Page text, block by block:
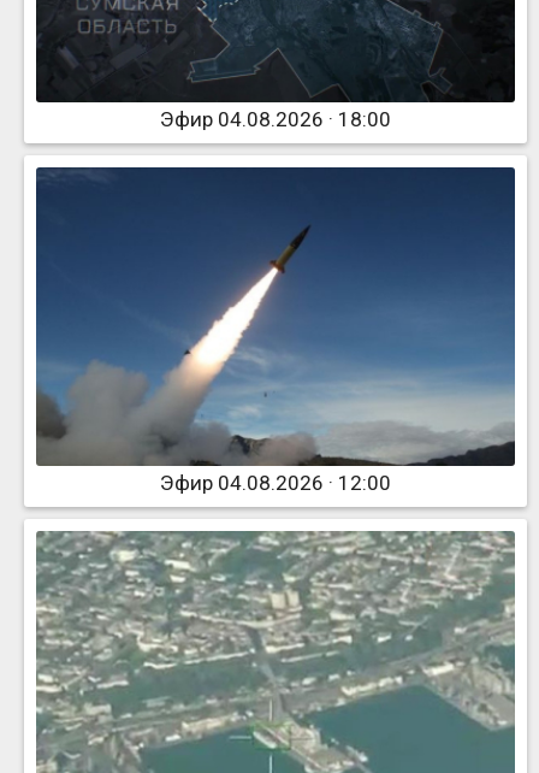
Эфир 04.08.2026 · 18:00
Эфир 04.08.2026 · 12:00